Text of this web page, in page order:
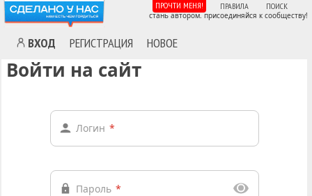
ВХОД РЕГИСТРАЦИЯ НОВОЕ
ПРОЧТИ МЕНЯ! ПРАВИЛА ПОИСК
стань автором. присоединяйся к сообществу!
Войти на сайт
Логин *
Пароль *